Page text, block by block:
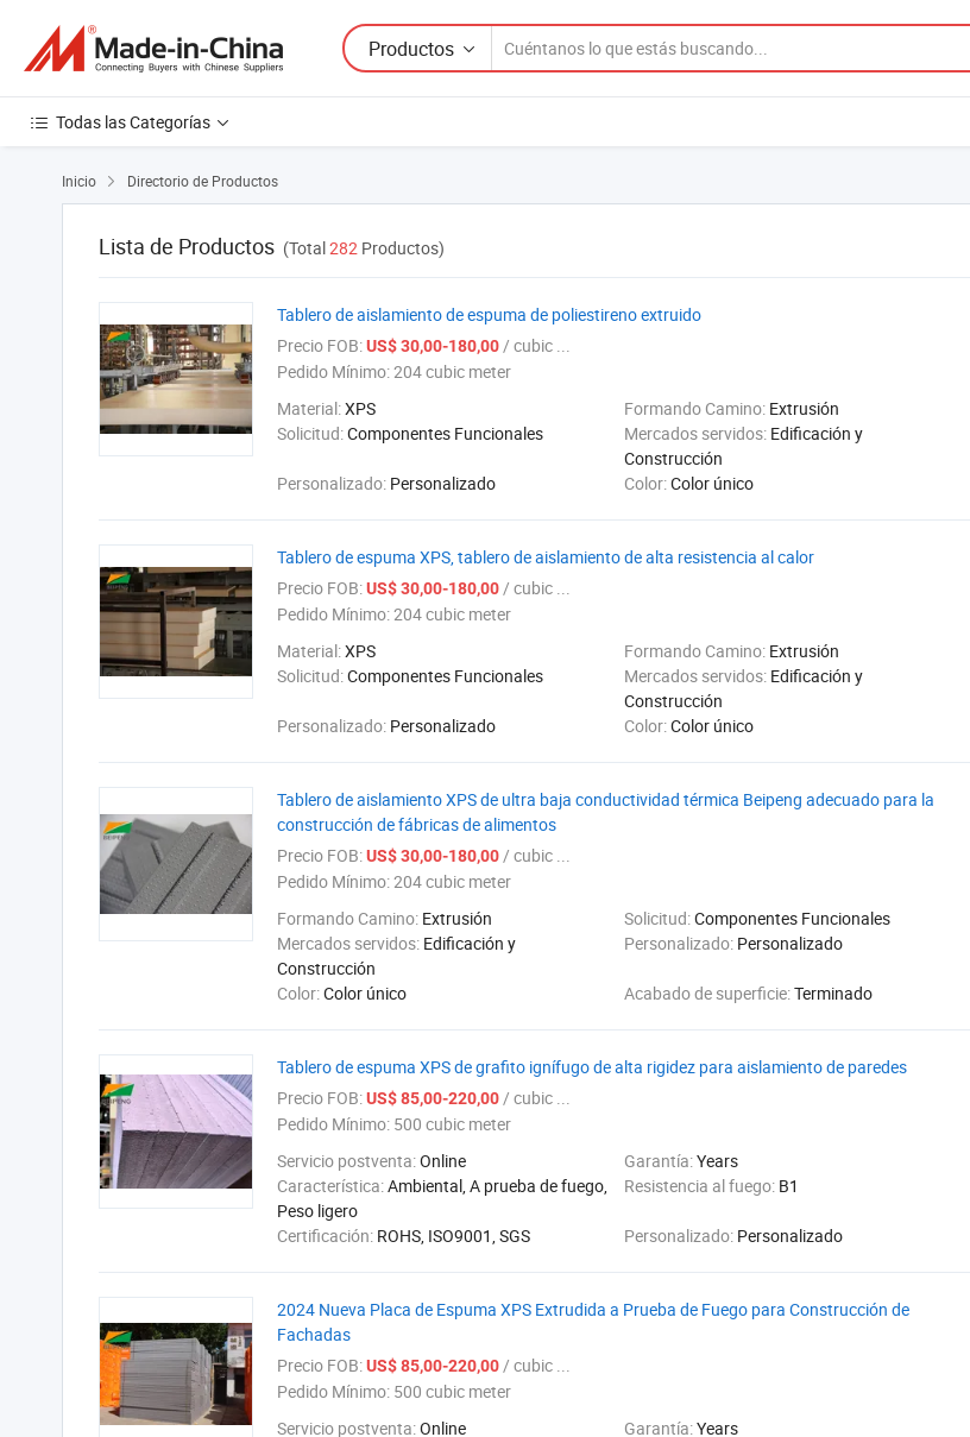
Productos
Todas las Categorías
Inicio  Directorio de Productos
Lista de Productos (Total282 Productos)
Tablero de aislamiento de espuma de poliestireno extruido
Precio FOB:US$ 30,00-180,00/ cubic ...
Pedido Mínimo:204 cubic meter
Material:XPS Formando Camino: Extrusión
Solicitud:Componentes Funcionales Mercados servidos: Edificación y
Construcción
Personalizado: Personalizado Color:Color único
Tablero de espuma XPS, tablero de aislamiento de alta resistencia al calor
Precio FOB:US$ 30,00-180,00/ cubic ...
Pedido Mínimo:204 cubic meter
Material:XPS Formando Camino: Extrusión
Solicitud:Componentes Funcionales Mercados servidos: Edificación y
Construcción
Personalizado: Personalizado Color:Color único
Tablero de aislamiento XPS de ultra baja conductividad térmica Beipeng adecuado para la
construcción de fábricas de alimentos
Precio FOB:US$ 30,00-180,00/ cubic ...
Pedido Mínimo:204 cubic meter
Formando Camino: Extrusión Solicitud:Componentes Funcionales
Mercados servidos: Edificación y
Construcción
Personalizado: Personalizado
Color:Color único Acabado de superficie:Terminado
Tablero de espuma XPS de grafito ignífugo de alta rigidez para aislamiento de paredes
Precio FOB:US$ 85,00-220,00/ cubic ...
Pedido Mínimo: 500 cubic meter
Servicio postventa:Online Garantía:Years
Característica:Ambiental, A prueba de fuego,
Peso ligero
Resistencia al fuego: B1
Certificación: ROHS, ISO9001, SGS Personalizado: Personalizado
2024 Nueva Placa de Espuma XPS Extrudida a Prueba de Fuego para Construcción de
Fachadas
Precio FOB:US$ 85,00-220,00/ cubic ...
Pedido Mínimo: 500 cubic meter
Servicio postventa:Online Garantía:Years